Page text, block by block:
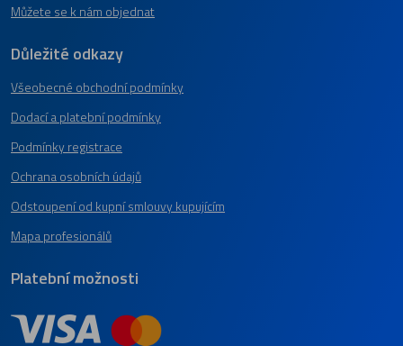
Můžete se k nám objednat
Důležité odkazy
Všeobecné obchodní podmínky
Dodací a platební podmínky
Podmínky registrace
Ochrana osobních údajů
Odstoupení od kupní smlouvy kupujícím
Mapa profesionálů
Platební možnosti